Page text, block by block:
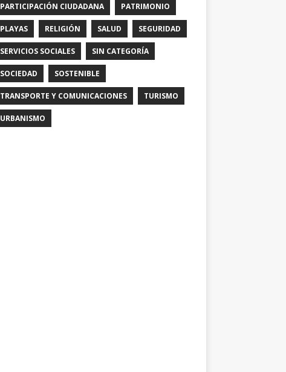
PARTICIPACIÓN CIUDADANA PATRIMONIO
PLAYAS RELIGIÓN SALUD SEGURIDAD
SERVICIOS SOCIALES SIN CATEGORÍA
SOCIEDAD SOSTENIBLE
TRANSPORTE Y COMUNICACIONES TURISMO
URBANISMO